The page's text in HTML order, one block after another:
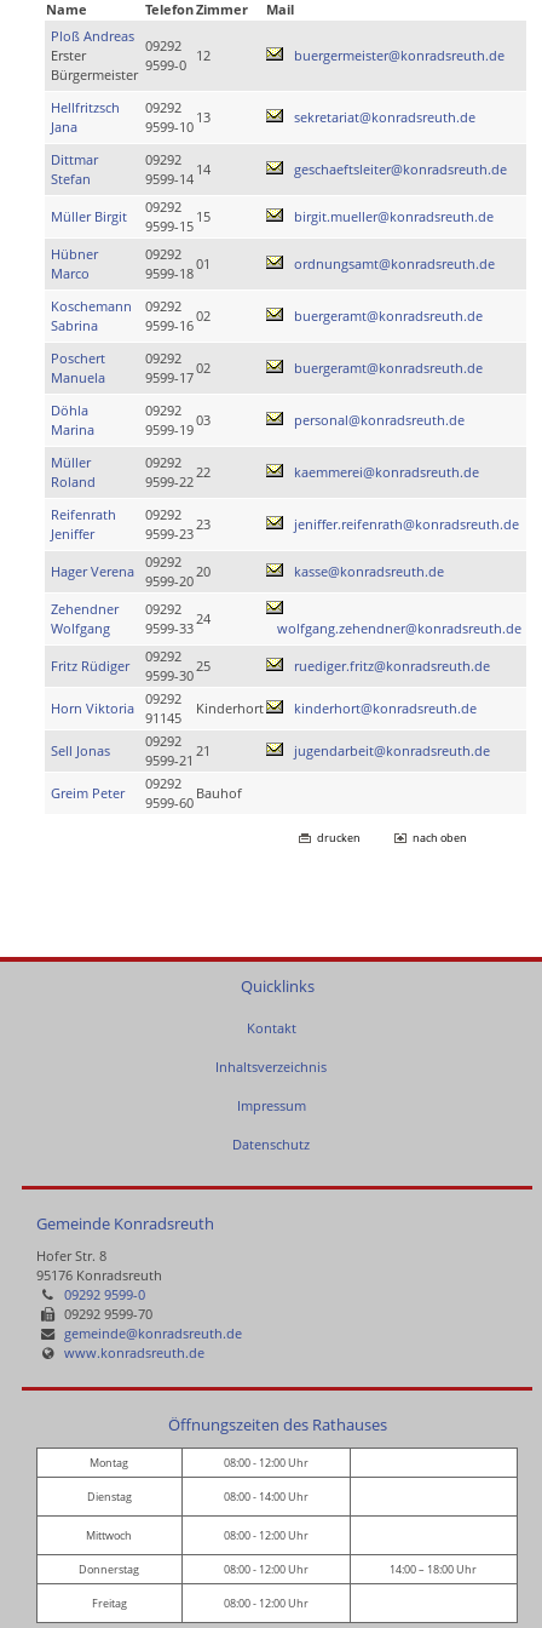
Name TelefonZimmer
Mail
Ploß Andreas
Erster
Bürgermeister
09292
9599-0
12 buergermeister@konradsreuth.de
Hellfritzsch
Jana
09292
9599-10
13 sekretariat@konradsreuth.de
Dittmar
Stefan
09292
9599-14
14 geschaeftsleiter@konradsreuth.de
Müller Birgit
09292
9599-15
15 birgit.mueller@konradsreuth.de
Hübner
Marco
09292
9599-18
01 ordnungsamt@konradsreuth.de
Koschemann
Sabrina
09292
9599-16
02 buergeramt@konradsreuth.de
Poschert
Manuela
09292
9599-17
02 buergeramt@konradsreuth.de
Döhla
Marina
09292
9599-19
03 personal@konradsreuth.de
Müller
Roland
09292
9599-22
22 kaemmerei@konradsreuth.de
Reifenrath
Jeniffer
09292
9599-23
23 jeniffer.reifenrath@konradsreuth.de
Hager Verena
09292
9599-20
20 kasse@konradsreuth.de
Zehendner
Wolfgang
09292
9599-33
24
wolfgang.zehendner@konradsreuth.de
Fritz Rüdiger
09292
9599-30
25 ruediger.fritz@konradsreuth.de
Horn Viktoria
09292
91145
Kinderhort kinderhort@konradsreuth.de
Sell Jonas
09292
9599-21
21 jugendarbeit@konradsreuth.de
Greim Peter
09292
9599-60
Bauhof
drucken nach oben
Quicklinks
Kontakt
Inhaltsverzeichnis
Impressum
Datenschutz
Gemeinde Konradsreuth
Hofer Str. 8
95176 Konradsreuth
09292 9599-0
09292 9599-70
gemeinde@konradsreuth.de
www.konradsreuth.de
Öffnungszeiten des Rathauses
Montag 08:00 - 12:00 Uhr
Dienstag 08:00 - 14:00 Uhr
Mittwoch 08:00 - 12:00 Uhr
Donnerstag 08:00 - 12:00 Uhr 14:00 – 18:00 Uhr
Freitag 08:00 - 12:00 Uhr